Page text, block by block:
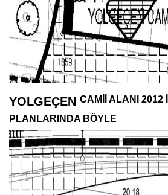
YOLGEÇEN CAMİİ ALANI 2012
PLANLARINDA BÖYLE